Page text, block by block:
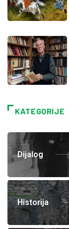
KATEGORIJE
Dijalog
Historija